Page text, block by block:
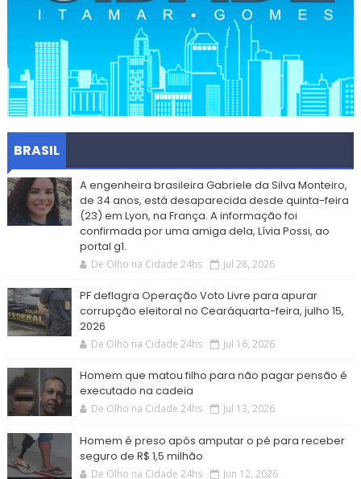
BRASIL
A engenheira brasileira Gabriele da Silva Monteiro,
de 34 anos, está desaparecida desde quinta-feira
(23) em Lyon, na França. A informação foi
confirmada por uma amiga dela, Lívia Possi, ao
portal g1.
De Olho na Cidade 24hs Jul 28, 2026
PF deflagra Operação Voto Livre para apurar
corrupção eleitoral no Cearáquarta-feira, julho 15,
2026
De Olho na Cidade 24hs Jul 16, 2026
Homem que matou filho para não pagar pensão é
executado na cadeia
De Olho na Cidade 24hs Jul 13, 2026
Homem é preso após amputar o pé para receber
seguro de R$ 1,5 milhão
De Olho na Cidade 24hs Jun 12, 2026